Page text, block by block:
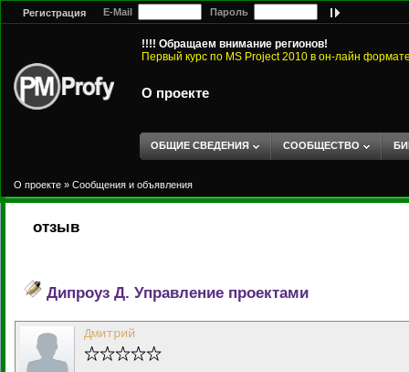
Регистрация E-Mail Пароль
!!!! Обращаем внимание регионов!
Первый курс по MS Project 2010 в он-лайн
О проекте
ОБЩИЕ СВЕДЕНИЯ СООБЩЕСТВО
О проекте » Сообщения и объявления
отзыв
Дипроуз Д. Управление проектами
Дмитрий